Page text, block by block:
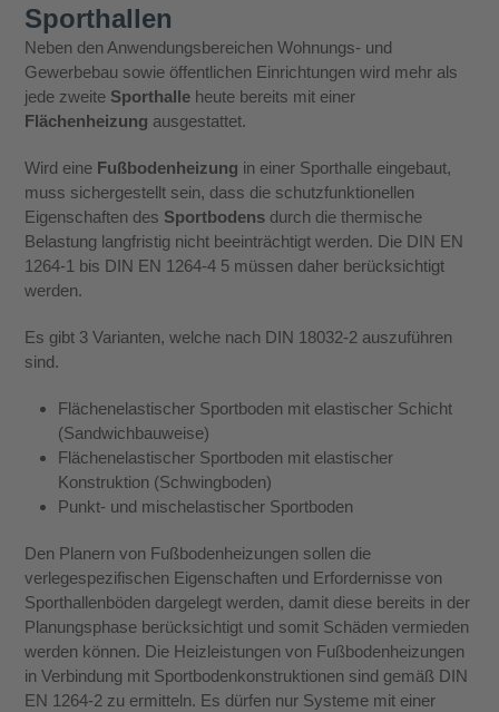
Sporthallen
Neben den Anwendungsbereichen Wohnungs- und
Gewerbebau sowie öffentlichen Einrichtungen wird mehr als
jede zweite Sporthalle heute bereits mit einer
Flächenheizung ausgestattet.
Wird eine Fußbodenheizung in einer Sporthalle eingebaut,
muss sichergestellt sein, dass die schutzfunktionellen
Eigenschaften des Sportbodens durch die thermische
Belastung langfristig nicht beeinträchtigt werden. Die DIN EN
1264-1 bis DIN EN 1264-4 5 müssen daher berücksichtigt
werden.
Es gibt 3 Varianten, welche nach DIN 18032-2 auszuführen
sind.
Flächenelastischer Sportboden mit elastischer Schicht
(Sandwichbauweise)
Flächenelastischer Sportboden mit elastischer
Konstruktion (Schwingboden)
Punkt- und mischelastischer Sportboden
Den Planern von Fußbodenheizungen sollen die
verlegespezifischen Eigenschaften und Erfordernisse von
Sporthallenböden dargelegt werden, damit diese bereits in der
Planungsphase berücksichtigt und somit Schäden vermieden
werden können. Die Heizleistungen von Fußbodenheizungen
in Verbindung mit Sportbodenkonstruktionen sind gemäß DIN
EN 1264-2 zu ermitteln. Es dürfen nur Systeme mit einer